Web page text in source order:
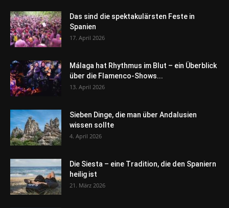
Das sind die spektakulärsten Feste in
Spanien
17. April 2026
Málaga hat Rhythmus im Blut – ein Überblick
über die Flamenco-Shows...
13. April 2026
Sieben Dinge, die man über Andalusien
wissen sollte
4. April 2026
Die Siesta – eine Tradition, die den Spaniern
heilig ist
21. März 2026